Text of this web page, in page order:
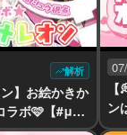
解析
】お絵かきか
ラボ🩷【#μyu
ン
タ